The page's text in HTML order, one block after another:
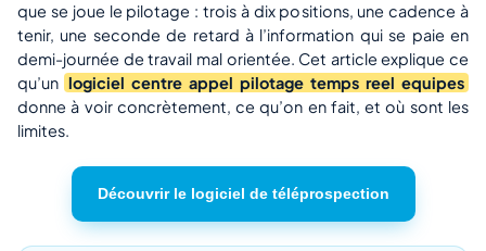
que se joue le pilotage : trois à dix positions, une cadence à
tenir, une seconde de retard à l’information qui se paie en
demi-journée de travail mal orientée. Cet article explique ce
qu’un logiciel centre appel pilotage temps reel equipes
donne à voir concrètement, ce qu’on en fait, et où sont les
limites.
Découvrir le logiciel de téléprospection